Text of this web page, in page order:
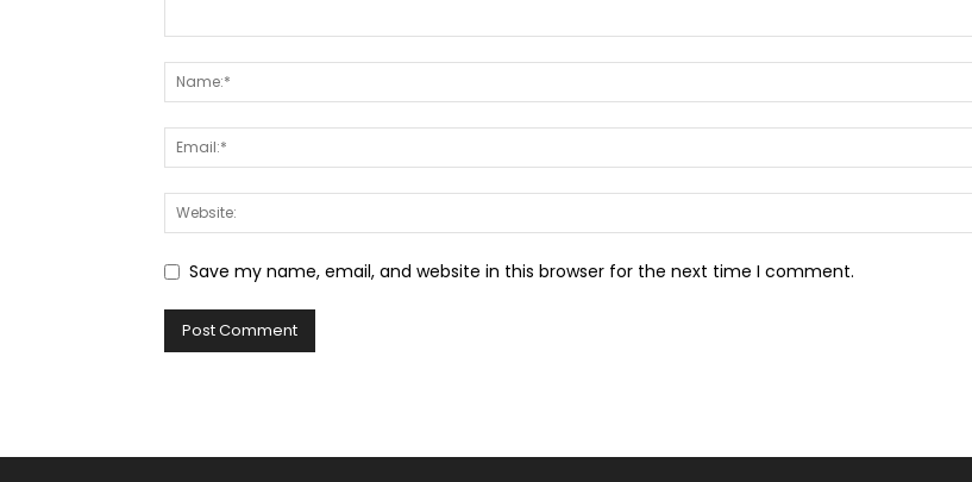
Save my name, email, and website in this browser for the next time I comment.